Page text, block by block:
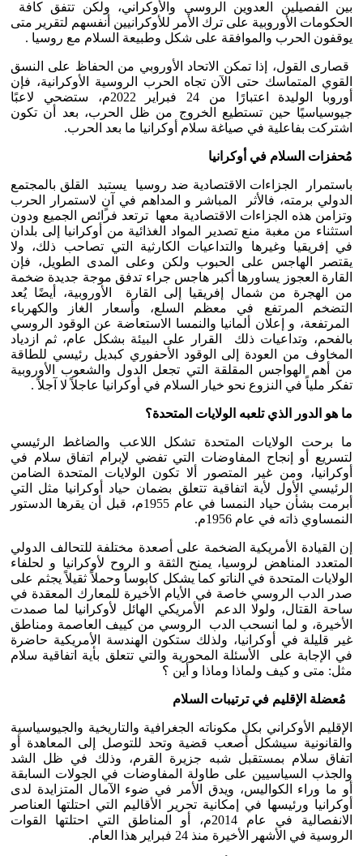
بين الفصيلين العدوين الروسي والأوكراني، ولكن تتفق كافة
الحكومات الأوروبية على ترك الأمر للأوكرانيين أنفسهم لتقرير متى
يوقفون الحرب والموافقة على شكل وطبيعة السلام مع روسيا .
قصارى القول، إذا تمكن الاتحاد الأوروبي من الحفاظ على النسق
القوي المتماسك حتى الآن تجاه الحرب الروسية الأوكرانية، فإن
أوروبا الوليدة اعتبارًا من 24 فبراير 2022م، ستضحي لاعبًا
جيوسياسيًا حين تستطيع الخروج من ظل الحرب، بعد أن تكون
اشتركت بفاعلية في صياغة سلام أوكرانيا ما بعد الحرب.
مُحفزات السلام في أوكرانيا
باستمرار الجزاءات الاقتصادية ضد روسيا يستبد القلق بالمجتمع
الدولي برمته، فالأثر المباشر و المداهم في آنٍ لاستمرار الحرب
وتزامن هذه الجزاءات الاقتصادية معها ترتعد فرائص الجميع ودون
استثناء من مغبة منع تصدير المواد الغذائية من أوكرانيا إلى بلدان
في إفريقيا وغيرها والتداعيات الكارثية التي تصاحب ذلك، ولا
يقتصر الهاجس على الحبوب ولكن وعلى المدى الطويل، فإن
القارة العجوز يساورها أكبر هاجس جراء تدفق موجة جديدة ضخمة
من الهجرة من شمال إفريقيا إلى القارة الأوروبية، أيضًا يُعد
التضخم المرتفع في معظم السلع، وأسعار الغاز والكهرباء
المرتفعة، و إعلان ألمانيا والنمسا الاستعاضة عن الوقود الروسي
بالفحم، وتداعيات ذلك القرار على البيئة بشكل عام، ثم ازدياد
المخاوف من العودة إلى الوقود الأحفوري كبديل رئيسي للطاقة
من أهم الهواجس المقلقة التي تجعل الدول والشعوب الأوروبية
تفكر ملياً في النزوع نحو خيار السلام في أوكرانيا عاجلاً لا آجلاً .
ما هو الدور الذي تلعبه الولايات المتحدة؟
ما برحت الولايات المتحدة تشكل اللاعب والضاغط الرئيسي
لتسريع أو إنجاح المفاوضات التي تفضي لإبرام اتفاق سلام في
أوكرانيا، ومن غير المتصور ألا تكون الولايات المتحدة الضامن
الرئيسي الأول لأية اتفاقية تتعلق بضمان حياد أوكرانيا مثل التي
أبرمت بشأن حياد النمسا في عام 1955م، قبل أن يقرها الدستور
النمساوي ذاته في عام 1956م.
إن القيادة الأمريكية الضخمة على أصعدة مختلفة للتحالف الدولي
المتعدد المناهض لروسيا، يمنح الثقة و الروح لأوكرانيا و لحلفاء
الولايات المتحدة في الناتو كما يشكل كابوساً وحملاً ثقيلاً يجثم على
صدر الدب الروسي خاصة في الأيام الأخيرة للمعارك المعقدة في
ساحة القتال، ولولا الدعم الأمريكي الهائل لأوكرانيا لما صمدت
الأخيرة، و لما انسحب الدب الروسي من كييف العاصمة ومناطق
غير قليلة في أوكرانيا، ولذلك ستكون الهندسة الأمريكية حاضرة
في الإجابة على الأسئلة المحورية والتي تتعلق بأية اتفاقية سلام
مثل: متى و كيف ولماذا وماذا و أين ؟
مُعضلة الإقليم في ترتيبات السلام
الإقليم الأوكراني بكل مكوناته الجغرافية والتاريخية والجيوسياسية
والقانونية سيشكل أصعب قضية وتحد للتوصل إلى المعاهدة أو
اتفاق سلام بمستقبل شبه جزيرة القرم، وذلك في ظل الشد
والجذب السياسيين على طاولة المفاوضات في الجولات السابقة
أو ما وراء الكواليس، ويدق الأمر في ضوء الآمال المتزايدة لدى
أوكرانيا ورئيسها في إمكانية تحرير الأقاليم التي احتلتها العناصر
الانفصالية في عام 2014م، أو المناطق التي احتلتها القوات
الروسية في الأشهر الأخيرة منذ 24 فبراير هذا العام.